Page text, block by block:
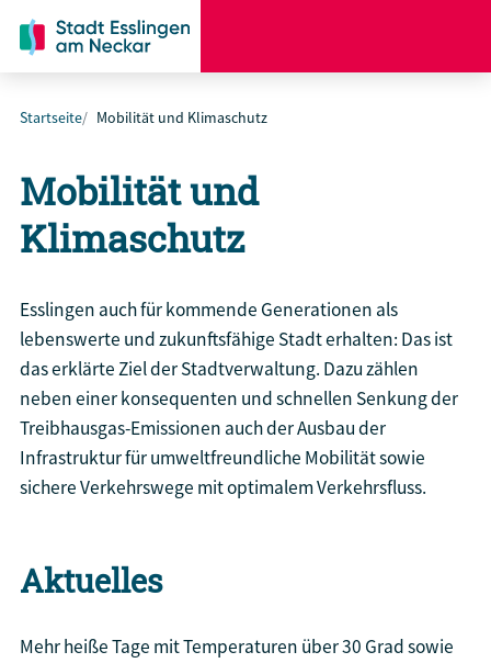
Startseite Mobilität und Klimaschutz
Mobilität und
Klimaschutz
Esslingen auch für kommende Generationen als
lebenswerte und zukunftsfähige Stadt erhalten: Das ist
das erklärte Ziel der Stadtverwaltung. Dazu zählen
neben einer konsequenten und schnellen Senkung der
Treibhausgas-Emissionen auch der Ausbau der
Infrastruktur für umweltfreundliche Mobilität sowie
sichere Verkehrswege mit optimalem Verkehrsfluss.
Aktuelles
Mehr heiße Tage mit Temperaturen über 30 Grad sowie